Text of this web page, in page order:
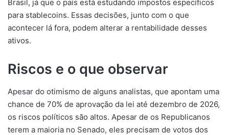
Brasil, já que o país está estudando impostos específicos
para stablecoins. Essas decisões, junto com o que
acontecer lá fora, podem alterar a rentabilidade desses
ativos.
Riscos e o que observar
Apesar do otimismo de alguns analistas, que apontam uma
chance de 70% de aprovação da lei até dezembro de 2026,
os riscos políticos são altos. Apesar de os Republicanos
terem a maioria no Senado, eles precisam de votos dos